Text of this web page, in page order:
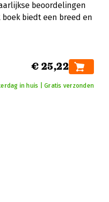
beoordelingen
biedt een breed en
€ 25,22
in huis | Gratis verzonden